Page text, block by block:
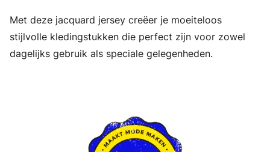
Met deze jacquard jersey creëer je moeiteloos
stijlvolle kledingstukken die perfect zijn voor zowel
dagelijks gebruik als speciale gelegenheden.